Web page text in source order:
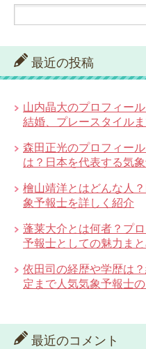
最近の投稿
山内晶大のプロフィー
結婚、プレースタイル
森田正光のプロフィー
は？日本を代表する気
檜山靖洋とはどんな人
象予報士を詳しく紹介
蓬莱大介とは何者？プ
予報士としての魅力ま
依田司の経歴や学歴は
定まで人気気象予報士
最近のコメント